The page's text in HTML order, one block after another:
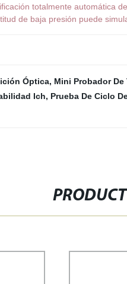
totalmente automática
de baja presión puede
Óptica, Mini Probador De
Ich, Prueba De Ciclo